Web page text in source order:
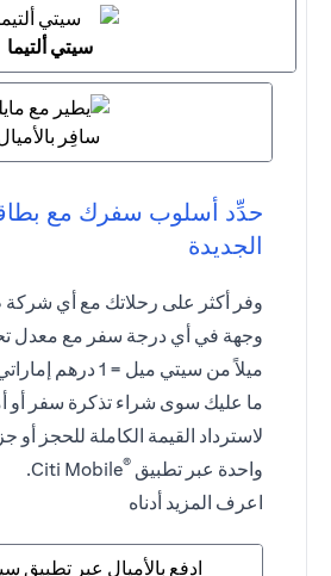
سيتي ألتيما
سافِر
حدِّد أسلوب سفرك مع
الجديدة
وفر أكثر على رحلاتك مع أي شركة
ميلاً من سيتي ميل = 1 درهم إماراتي .
ما عليك سوى شراء تذكرة سفر أو
لاسترداد القيمة الكاملة للحجز
واحدة عبر تطبيق ®
Citi Mobile.
اعرف المزيد أدناه
ادفع بالأميال عبر تطبيق